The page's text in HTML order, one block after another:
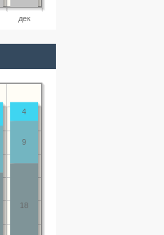
дек
18
9
4